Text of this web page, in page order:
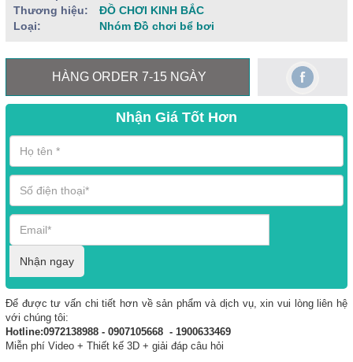
Thương hiệu:
ĐỒ CHƠI KINH BẮC
Loại:
Nhóm Đồ chơi bể bơi
HÀNG ORDER 7-15 NGÀY
Nhận Giá Tốt Hơn
Nhận ngay
Để được tư vấn chi tiết hơn về sản phẩm và dịch vụ, xin vui lòng liên hệ
với chúng tôi:
Hotline:0972138988 - 0907105668 - 1900633469
Miễn phí Video + Thiết kế 3D + giải đáp câu hỏi